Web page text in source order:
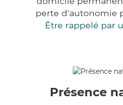
perte d'autonomie
Être rappelé par
Présence